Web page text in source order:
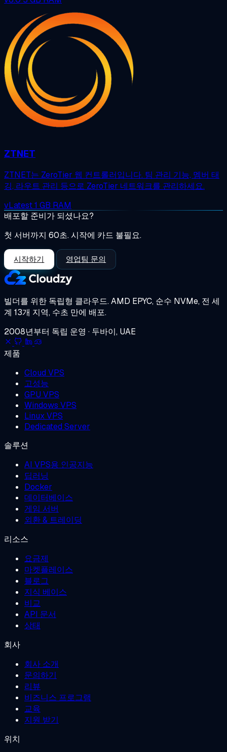
ZTNET
ZTNET는 ZeroTier 웹 컨트롤러입니다. 팀 관리 기능, 멤버 태
깅, 라우트 관리 등으로 ZeroTier 네트워크를 관리하세요.
vLatest1 GB RAM
배포할 준비가 되셨나요?
첫 서버까지 60초. 시작에 카드 불필요.
시작하기 영업팀 문의
빌더를 위한 독립형 클라우드.AMD EPYC, 순수 NVMe, 전 세
계 13개 지역, 수초 만에 배포.
2008년부터 독립 운영 · 두바이, UAE
제품
Cloud VPS
고성능
GPU VPS
Windows VPS
Linux VPS
Dedicated Server
솔루션
AI VPS용 인공지능
딥러닝
Docker
데이터베이스
게임 서버
외환 & 트레이딩
리소스
요금제
마켓플레이스
블로그
지식 베이스
비교
API 문서
상태
회사
회사 소개
문의하기
리뷰
비즈니스 프로그램
교육
지원 받기
위치